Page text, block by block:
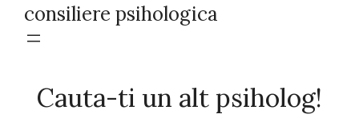
consiliere psihologica
Cauta-ti un alt psiholog!